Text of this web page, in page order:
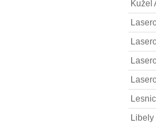
Kužel